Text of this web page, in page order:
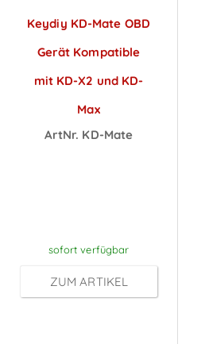
Keydiy KD-Mate OBD
Gerät Kompatible
mit KD-X2 und KD-
Max
ArtNr. KD-Mate
sofort verfügbar
ZUM ARTIKEL